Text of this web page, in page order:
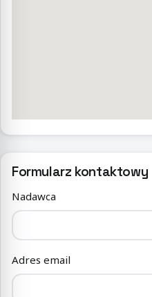
Formularz kontaktowy
Nadawca
Adres email